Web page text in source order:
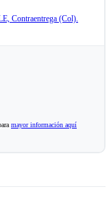
Contraentrega (Col).
mayor información aquí